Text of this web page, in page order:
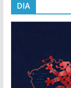
DIA